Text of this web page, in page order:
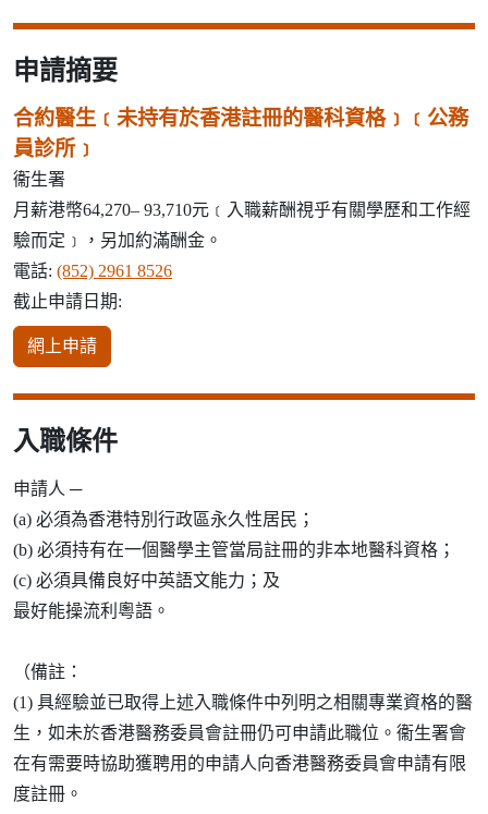
申請摘要
合約醫生﹝未持有於香港註冊的醫科資格﹞﹝公務
員診所﹞
衞生署
月薪港幣64,270– 93,710元﹝入職薪酬視乎有關學歷和工作經
驗而定﹞，另加約滿酬金。
電話: (852) 2961 8526
截止申請日期:
網上申請
入職條件
申請人 ─
(a) 必須為香港特別行政區永久性居民；
(b) 必須持有在一個醫學主管當局註冊的非本地醫科資格；
(c) 必須具備良好中英語文能力；及
最好能操流利粵語。
（備註：
(1) 具經驗並已取得上述入職條件中列明之相關專業資格的醫
生，如未於香港醫務委員會註冊仍可申請此職位。衞生署會
在有需要時協助獲聘用的申請人向香港醫務委員會申請有限
度註冊。